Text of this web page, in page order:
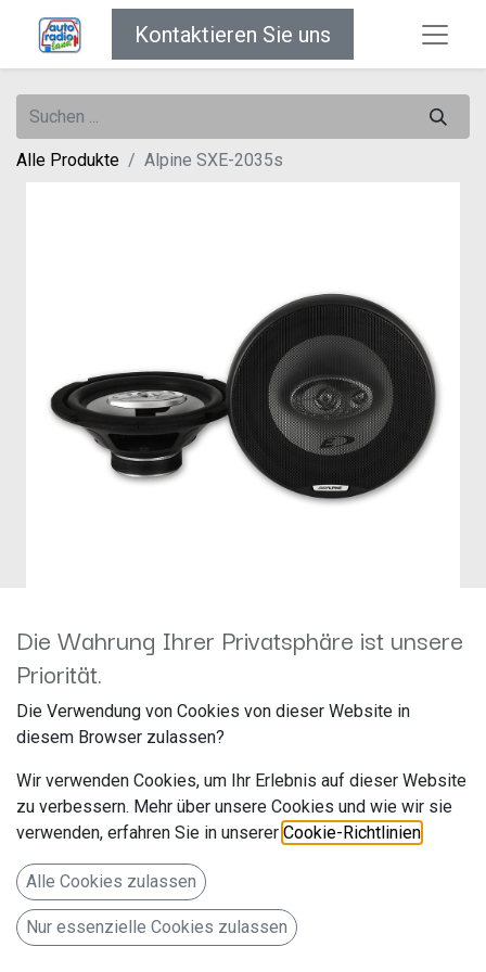
Kontaktieren Sie uns
Alle Produkte Alpine SXE-2035s
Alpine SXE-2035s
Hersteller: Alpine
Artikelnummer: SXE-S2035
Ohmstr. 4
85716 Unterschleißheim
Deutschland www.alpine.de
20 cm (8-Zoll) 3-Wege Koaxiallautsprecher
Die Wahrung Ihrer Privatsphäre ist unsere
Priorität.
Die Verwendung von Cookies von dieser Website in
diesem Browser zulassen?
Wir verwenden Cookies, um Ihr Erlebnis auf dieser Website
zu verbessern. Mehr über unsere Cookies und wie wir sie
verwenden, erfahren Sie in unserer Cookie-Richtlinien
Alle Cookies zulassen
Nur essenzielle Cookies zulassen